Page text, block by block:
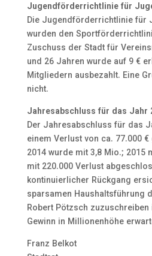
Jugendförderrichtlinie für
Die Jugendförderrichtlinie für
wurden den
Zuschuss der Stadt für
und 26 Jahren wurde auf 9 €
Mitgliedern ausbezahlt. Eine
nicht.
Jahresabschluss für das Jahr
Der Jahresabschluss für das
einem Verlust von ca. 77.000
2014 wurde mit 3,8 Mio.; 2015
mit 220.000 Verlust
kontinuierlicher Rückgang
sparsamen Haushaltsführung
Robert Pötzsch
Gewinn in Millionenhöhe
Franz Belkot